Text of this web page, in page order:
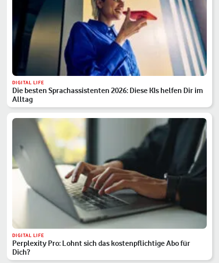
DIGITAL LIFE
Die besten Sprachassistenten 2026: Diese KIs helfen Dir im
Alltag
DIGITAL LIFE
Perplexity Pro: Lohnt sich das kostenpflichtige Abo für
Dich?